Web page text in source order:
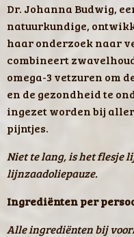
Dr. Johanna Budwig,
natuurkundige,
haar onderzoek naar
combineert
omega-3 vetzuren om
en de gezondheid te
ingezet worden bij
pijntjes.
Niet te lang, is het flesje
lijnzaadoliepauze.
Ingrediënten per
Alle ingrediënten bij